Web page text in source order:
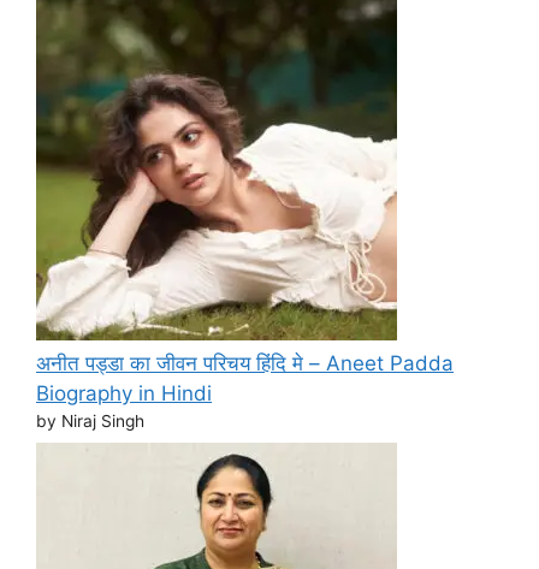
अनीत पड्डा का जीवन परिचय हिंदि मे – Aneet Padda
Biography in Hindi
by Niraj Singh